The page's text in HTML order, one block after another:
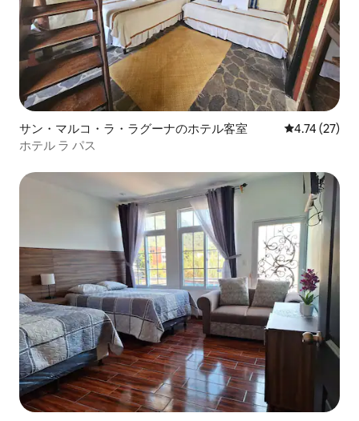
サン・マルコ・ラ・ラグーナのホテル客室 レビュー27
4.74 (27)
ホテル ラ パス